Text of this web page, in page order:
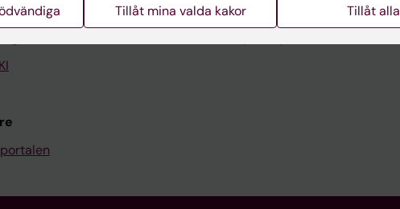
Karolinska Institutet Innovation
Tillåt mina valda kakor Tillåt alla